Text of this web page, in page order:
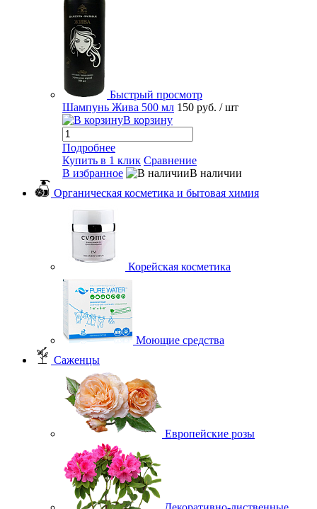
Быстрый просмотр
Шампунь Жива 500 мл 150 руб. / шт
В корзину
Подробнее
Купить в 1 клик Сравнение
В избранное
В наличии
Органическая косметика и бытовая химия
Корейская косметика
Моющие средства
Саженцы
Европейские розы